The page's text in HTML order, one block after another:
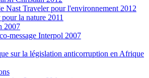
Nast Traveler pour l'environnement 2012
la nature 2011
2007
message Interpol 2007
sur la législation anticorruption en Afrique